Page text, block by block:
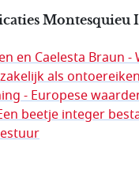
Montesquieu
en Caelesta Braun
als
- Europese
beetje integer